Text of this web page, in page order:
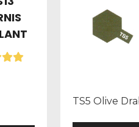
TS5 Olive